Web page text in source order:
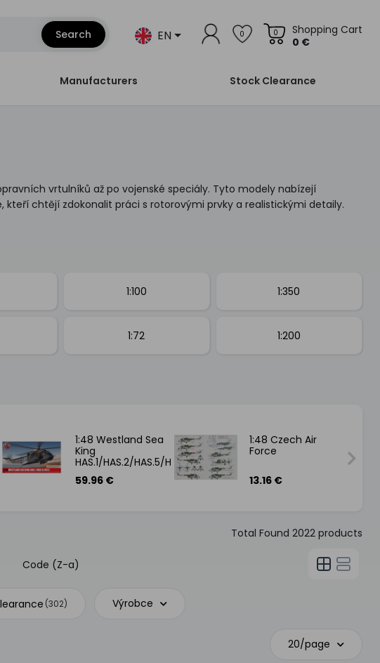
Search EN 0
Shopping Cart
0 €
0
Manufacturers Stock Clearance
vrtulníků až po vojenské speciály. Tyto modely nabízejí
chtějí zdokonalit práci s rotorovými prvky a realistickými detaily.
1:100 1:350
1:72 1:200
1:48 Westland Sea
King
HAS.1/HAS.2/HAS.5/HU.5
59.96 €
1:48 Czech Air
Force
13.16 €
Total Found 2022products
Code (Z-a)
(302) Výrobce
20/page